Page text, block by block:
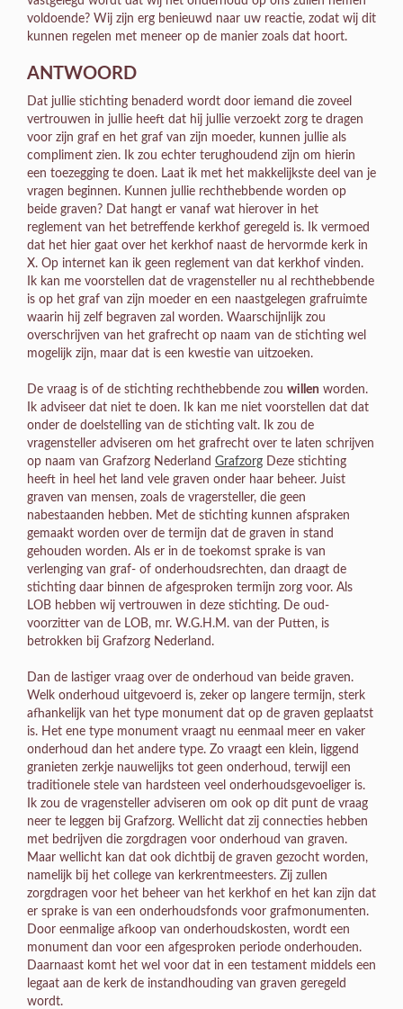
voldoende? Wij zijn erg benieuwd naar uw reactie, zodat wij dit
kunnen regelen met meneer op de manier zoals dat hoort.
ANTWOORD
Dat jullie stichting benaderd wordt door iemand die zoveel
vertrouwen in jullie heeft dat hij jullie verzoekt zorg te dragen
voor zijn graf en het graf van zijn moeder, kunnen jullie als
compliment zien. Ik zou echter terughoudend zijn om hierin
een toezegging te doen. Laat ik met het makkelijkste deel van je
vragen beginnen. Kunnen jullie rechthebbende worden op
beide graven? Dat hangt er vanaf wat hierover in het
reglement van het betreffende kerkhof geregeld is. Ik vermoed
dat het hier gaat over het kerkhof naast de hervormde kerk in
X. Op internet kan ik geen reglement van dat kerkhof vinden.
Ik kan me voorstellen dat de vragensteller nu al rechthebbende
is op het graf van zijn moeder en een naastgelegen grafruimte
waarin hij zelf begraven zal worden. Waarschijnlijk zou
overschrijven van het grafrecht op naam van de stichting wel
mogelijk zijn, maar dat is een kwestie van uitzoeken.
De vraag is of de stichting rechthebbende zou willen worden.
Ik adviseer dat niet te doen. Ik kan me niet voorstellen dat dat
onder de doelstelling van de stichting valt. Ik zou de
vragensteller adviseren om het grafrecht over te laten schrijven
op naam van Grafzorg Nederland Grafzorg Deze stichting
heeft in heel het land vele graven onder haar beheer. Juist
graven van mensen, zoals de vragersteller, die geen
nabestaanden hebben. Met de stichting kunnen afspraken
gemaakt worden over de termijn dat de graven in stand
gehouden worden. Als er in de toekomst sprake is van
verlenging van graf- of onderhoudsrechten, dan draagt de
stichting daar binnen de afgesproken termijn zorg voor. Als
LOB hebben wij vertrouwen in deze stichting. De oud-
voorzitter van de LOB, mr. W.G.H.M. van der Putten, is
betrokken bij Grafzorg Nederland.
Dan de lastiger vraag over de onderhoud van beide graven.
Welk onderhoud uitgevoerd is, zeker op langere termijn, sterk
afhankelijk van het type monument dat op de graven geplaatst
is. Het ene type monument vraagt nu eenmaal meer en vaker
onderhoud dan het andere type. Zo vraagt een klein, liggend
granieten zerkje nauwelijks tot geen onderhoud, terwijl een
traditionele stele van hardsteen veel onderhoudsgevoeliger is.
Ik zou de vragensteller adviseren om ook op dit punt de vraag
neer te leggen bij Grafzorg. Wellicht dat zij connecties hebben
met bedrijven die zorgdragen voor onderhoud van graven.
Maar wellicht kan dat ook dichtbij de graven gezocht worden,
namelijk bij het college van kerkrentmeesters. Zij zullen
zorgdragen voor het beheer van het kerkhof en het kan zijn dat
er sprake is van een onderhoudsfonds voor grafmonumenten.
Door eenmalige afkoop van onderhoudskosten, wordt een
monument dan voor een afgesproken periode onderhouden.
Daarnaast komt het wel voor dat in een testament middels een
legaat aan de kerk de instandhouding van graven geregeld
wordt.